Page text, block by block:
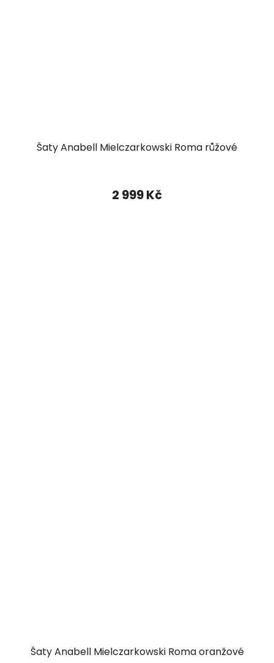
Šaty Anabell Mielczarkowski Roma růžové
2 999 Kč
Šaty Anabell Mielczarkowski Roma oranžové